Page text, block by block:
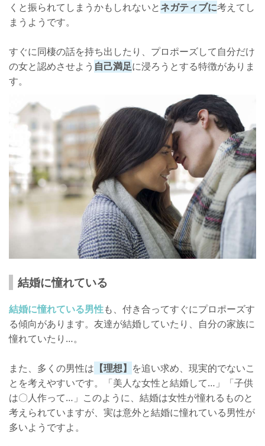
くと振られてしまうかもしれないとネガティブに考えてし
まうようです。
すぐに同棲の話を持ち出したり、プロポーズして自分だけ
の女と認めさせよう 自己満足に浸ろうとする特徴がありま
す。
結婚に憧れている
結婚に憧れている男性も、付き合ってすぐにプロポーズす
る傾向があります。友達が結婚していたり、自分の家族に
憧れていたり…。
また、多くの男性は 【理想】 を追い求め、現実的でないこ
とを考えやすいです。「美人な女性と結婚して…」「子供
は〇人作って…」このように、結婚は女性が憧れるものと
考えられていますが、実は意外と結婚に憧れている男性が
多いようですよ。